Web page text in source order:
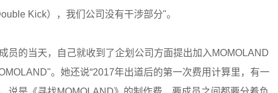
Kick），我们公司没有干涉部分"。
的当天，自己就收到了企划公司方面提出加入MOMOLAND
。她还说“2017年出道后的第一次费用计算里，有一